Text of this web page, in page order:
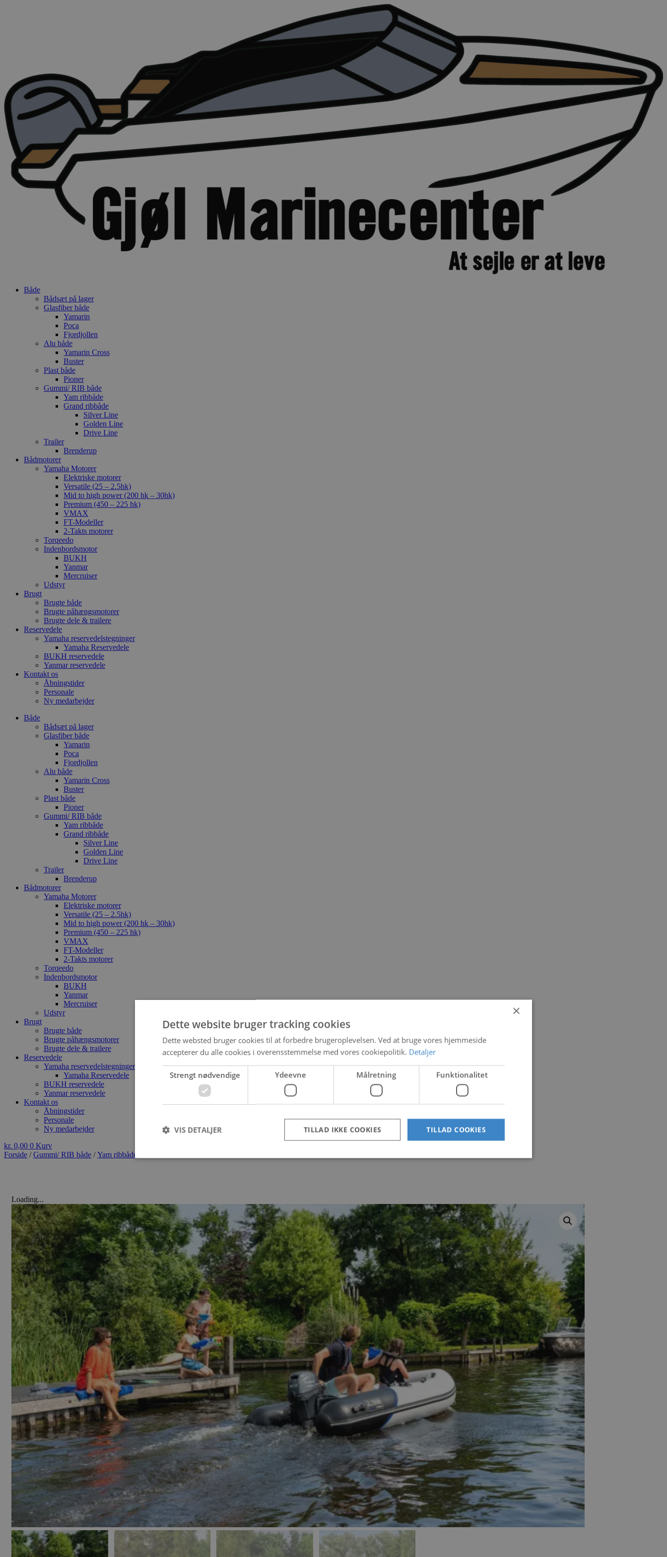
Både
Bådsæt på lager
Glasfiber både
Yamarin
Poca
Fjordjollen
Alu både
Yamarin Cross
Buster
Plast både
Pioner
Gummi/ RIB både
Yam ribbåde
Grand ribbåde
Silver Line
Golden Line
Drive Line
Trailer
Brenderup
Bådmotorer
Yamaha Motorer
Elektriske motorer
Versatile (25 – 2.5hk)
Mid to high power (200 hk – 30hk)
Premium (450 – 225 hk)
VMAX
FT-Modeller
2-Takts motorer
Torqeedo
Indenbordsmotor
BUKH
Yanmar
Mercruiser
Udstyr
Brugt
Brugte både
Brugte påhængsmotorer
Brugte dele & trailere
Reservedele
Yamaha reservedelstegninger
Yamaha Reservedele
BUKH reservedele
Yanmar reservedele
Kontakt os
Åbningstider
Personale
Ny medarbejder
Både
Bådsæt på lager
Glasfiber både
Yamarin
Poca
Fjordjollen
Alu både
Yamarin Cross
Buster
Plast både
Pioner
Gummi/ RIB både
Yam ribbåde
Grand ribbåde
Silver Line
Golden Line
Drive Line
Trailer
Brenderup
Bådmotorer
Yamaha Motorer
Elektriske motorer
Versatile (25 – 2.5hk)
Mid to high power (200 hk – 30hk)
Premium (450 – 225 hk)
VMAX
FT-Modeller
2-Takts motorer
Torqeedo
Indenbordsmotor
BUKH
Yanmar
Mercruiser
Udstyr
Brugt
Brugte både
Brugte påhængsmotorer
Brugte dele & trailere
Reservedele
Yamaha reservedelstegninger
Yamaha Reservedele
BUKH reservedele
Yanmar reservedele
Kontakt os
Åbningstider
Personale
Ny medarbejder
kr. 0,00 0 Kurv
Forside /Gummi/ RIB både /Yam ribbåde
Loading...
×
Dette website bruger tracking cookies
Dette websted bruger cookies til at forbedre brugeroplevelsen. Ved at bruge vores hjemmeside
accepterer du alle cookies i overensstemmelse med vores cookiepolitik. Detaljer
Strengt nødvendige Ydeevne Målretning Funktionalitet
TILLAD COOKIES
TILLAD IKKE COOKIES
VIS DETALJER
korrekt uden strengt nødvendige cookies.
Navn
Provider /
Domæne
Udløb Beskrivelse
__cflb
Cloudflare, Inc.
api2.hcaptcha.com
minutter
56
sekunder
Denne cookie bruges til at indlæse
balance og til at identificere pålidelig
trafik. Det hjælper med at sikre ensartet
service og brugeroplevelse ved at styre
trafik- og rutebrugere til specifikke
servere.
PHPSESSID
PHP.net
gjoel-
marinecenter.dk
Session
Cookie genereret af applikationer
baseret på PHP-sproget. Dette er en
generel identifikator, der bruges til at
opretholde variabler for
brugersessioner. Det er normalt et
tilfældigt genereret nummer, hvordan
det bruges kan være specifikt for
webstedet, men et godt eksempel er at
opretholde en logget status for en
bruger mellem siderne.
woocommerce_cart_hash
Automattic Inc.
gjoel-
marinecenter.dk
Session
Hjælper WooCommerce med at
bestemme, hvornår indkøbsvognens
indhold / data ændres.
CookieScriptConsent
CookieScript
gjoel-
marinecenter.dk
4 uger 2
dage
Denne cookie bruges af Cookie-
Script.com-tjenesten til at huske
præferencer om samtykke til besøgende.
Det er nødvendigt, at Cookie-Script.com
cookiebanner fungerer korrekt.
hmt_id
Intuition
Machines, Inc.
(hCaptcha)
api.hcaptcha.com
4 uger 2
dage
Denne cookie bruges til
sikkerhedsmæssige formål og til at
hjælpe med at skelne mellem
mennesker og bots på websted former.
woocommerce_items_in_cart
Automattic Inc.
gjoel-
marinecenter.dk
Session
Hjælper WooCommerce med at
bestemme, hvornår indkøbsvognens
indhold / data ændres.
_px3
Wix.com, Inc.
.stripecdn.com
5
minutter
28
sekunder
Denne cookie bruges til
sikkerhedsmæssige formål, til at opdage
ondsindede besøgende på
hjemmesiden og minimere blokering af
legitime brugere. Det kan indsamle
oplysninger såsom IP-adresse, enheds-